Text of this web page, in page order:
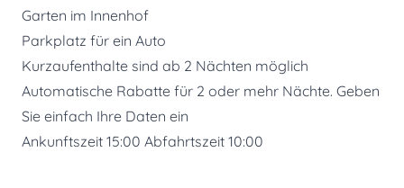
Garten im Innenhof
Parkplatz für ein Auto
Kurzaufenthalte sind ab 2 Nächten möglich
Automatische Rabatte für 2 oder mehr Nächte. Geben
Sie einfach Ihre Daten ein
Ankunftszeit 15:00 Abfahrtszeit 10:00